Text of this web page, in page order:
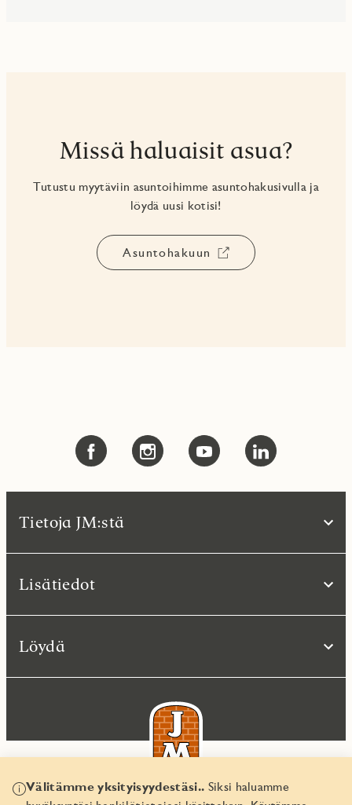
Missä haluaisit asua?
Tutustu myytäviin asuntoihimme asuntohakusivulla ja
löydä uusi kotisi!
Asuntohakuun
Välitämme yksityisyydestäsi.. Siksi haluamme
Tietoja JM:stä
Lisätiedot
Löydä